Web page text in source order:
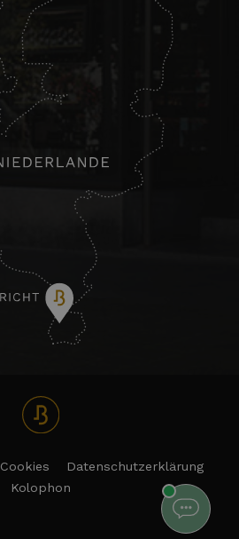
Cookies
Datenschutzerklärung
Kolophon